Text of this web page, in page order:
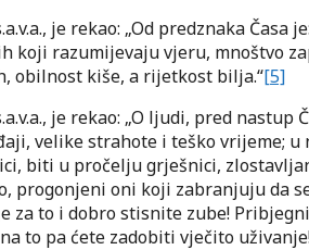
je rekao: „Od predznaka Časa
koji razumijevaju vjeru, mnoštvo
obilnost kiše, a rijetkost bilja.“[5]
je rekao: „O ljudi, pred nastup
velike strahote i teško vrijeme; u
biti u pročelju grješnici,
progonjeni oni koji zabranjuju da
za to i dobro stisnite zube!
to pa ćete zadobiti vječito